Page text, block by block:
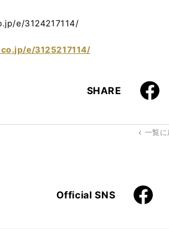
e/3124217114/
e/3125217114/
SHARE Faceboo
k
X
一覧に
Official SNSFaceboo
k
X